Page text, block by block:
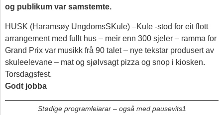
og publikum var samstemte.
HUSK (Haramsøy UngdomsSKule) –Kule -stod for eit flott
arrangement med fullt hus – meir enn 300 sjeler – ramma for
Grand Prix var musikk frå 90 talet – nye tekstar produsert av
skuleelevane – mat og sjølvsagt pizza og snop i kiosken.
Torsdagsfest.
Godt jobba
Stødige programleiarar – også med pausevits1